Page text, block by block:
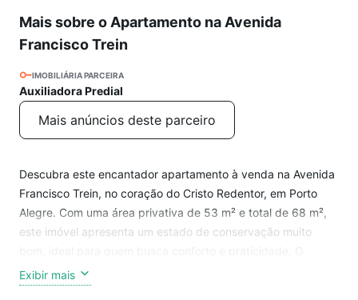
Mais sobre o Apartamento na Avenida
Francisco Trein
IMOBILIÁRIA PARCEIRA
Auxiliadora Predial
Mais anúncios deste parceiro
Descubra este encantador apartamento à venda na Avenida
Francisco Trein, no coração do Cristo Redentor, em Porto
Alegre. Com uma área privativa de 53 m² e total de 68 m²,
este imóvel apresenta um estado de conservação muito
apartamento conta com 2 ambientes de living, cozinha e
área de serviço. Aproveite a oportunidade de viver em uma
Exibir mais